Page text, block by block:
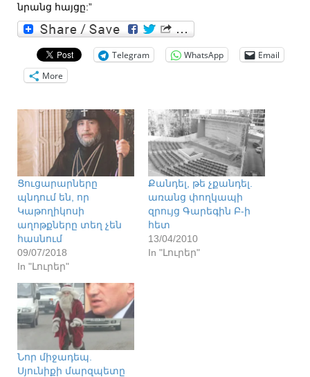
նրանց հայցը:”
Telegram WhatsApp
Email
More
Ցուցարարները
պնդում են, որ
Կաթողիկոսի
աղոթքները տեղ չեն
հասնում
09/07/2018
In "Լուրեր"
Քանդել, թե չքանդել.
առանց փողկապի
զրույց Գարեգին Բ-ի
հետ
13/04/2010
In "Լուրեր"
Նոր միջադեպ.
Սյունիքի մարզպետը